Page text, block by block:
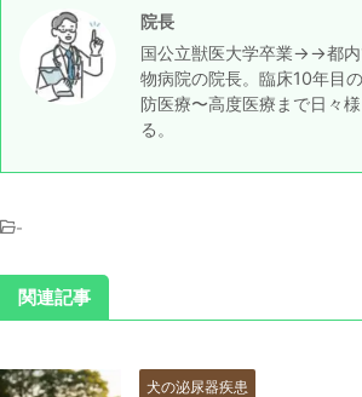
院長
国公立獣医大学卒業→→都
物病院の院長。臨床10年目
防医療〜高度医療まで日々
る。
-
関連記事
犬の泌尿器疾患